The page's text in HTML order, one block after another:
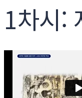
1차시: